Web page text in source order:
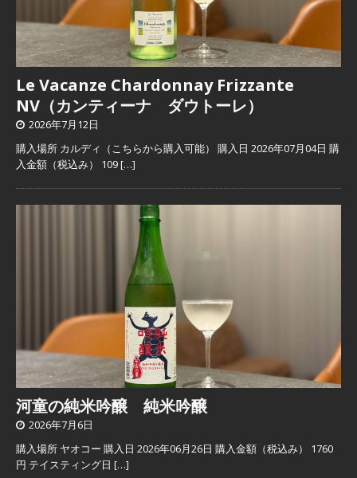
Le Vacanze Chardonnay Frizzante
NV（カンティーナ ダウトーレ）
2026年7月12日
購入場所 カルディ（こちらから購入可能） 購入日 2026年07月04日 購
入金額（税込み） 109[…]
河童の純米吟醸 純米吟醸
2026年7月6日
購入場所 ヤオコー 購入日 2026年06月26日 購入金額（税込み） 1760
円 テイスティング日 […]